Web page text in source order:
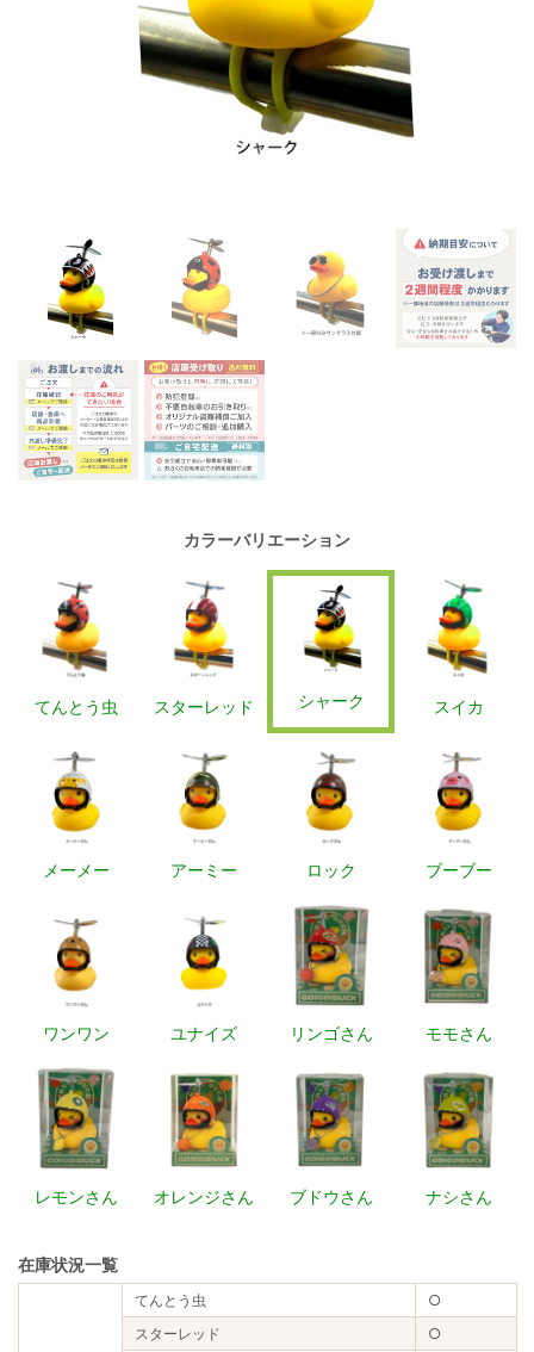
カラーバリエーション
てんとう虫 スターレッド シャーク スイカ
メーメー アーミー ロック ブーブー
ワンワン ユナイズ リンゴさん モモさん
レモンさん オレンジさん ブドウさん ナシさん
在庫状況一覧
てんとう虫
○
スターレッド
○